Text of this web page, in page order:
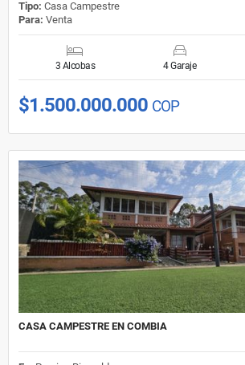
Tipo: Casa Campestre
Para: Venta
3 Alcobas 4 Garaje
$1.500.000.000 COP
CASA CAMPESTRE EN COMBIA